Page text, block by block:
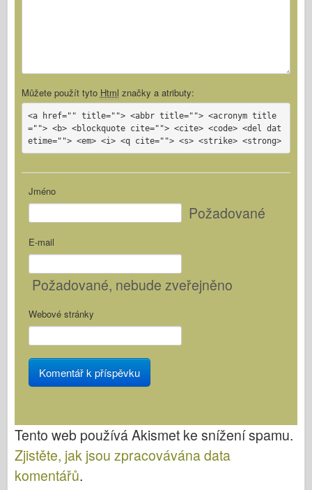
Můžete použít tyto Html značky a atributy:
<a href="" title=""> <abbr title=""> <acronym title
=""> <b> <blockquote cite=""> <cite> <code> <del dat
etime=""> <em> <i> <q cite=""> <s> <strike> <strong>
Jméno
Požadované
E-mail
Požadované, nebude zveřejněno
Webové stránky
Tento web používá Akismet ke snížení spamu.
Zjistěte, jak jsou zpracovávána data
komentářů.